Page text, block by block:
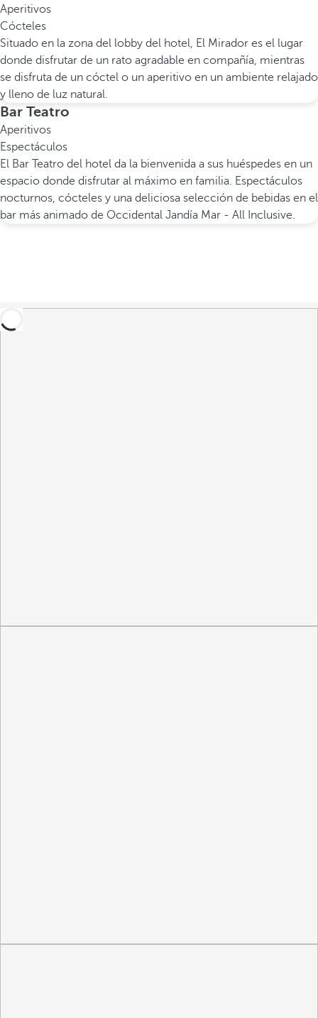
Aperitivos
Cócteles
Situado en la zona del lobby del hotel, El Mirador es el lugar
donde disfrutar de un rato agradable en compañía, mientras
se disfruta de un cóctel o un aperitivo en un ambiente relajado
y lleno de luz natural.
Bar Teatro
Aperitivos
Espectáculos
El Bar Teatro del hotel da la bienvenida a sus huéspedes en un
espacio donde disfrutar al máximo en familia. Espectáculos
nocturnos, cócteles y una deliciosa selección de bebidas en el
bar más animado de Occidental Jandía Mar - All Inclusive.